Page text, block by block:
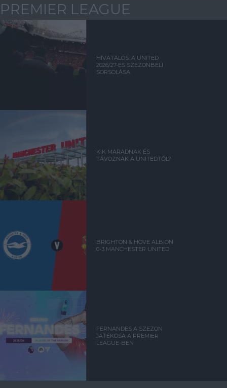
PREMIER LEAGUE
HIVATALOS: A UNITED
2026/27-ES SZEZONBELI
SORSOLÁSA
KIK MARADNAK ÉS
TÁVOZNAK A UNITEDTŐL?
BRIGHTON & HOVE ALBION
0-3 MANCHESTER UNITED
FERNANDES A SZEZON
JÁTÉKOSA A PREMIER
LEAGUE-BEN